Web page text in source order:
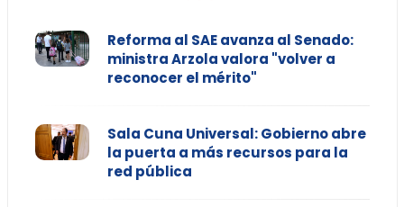
Reforma al SAE avanza al Senado:
ministra Arzola valora "volver a
reconocer el mérito"
Sala Cuna Universal: Gobierno abre
la puerta a más recursos para la
red pública